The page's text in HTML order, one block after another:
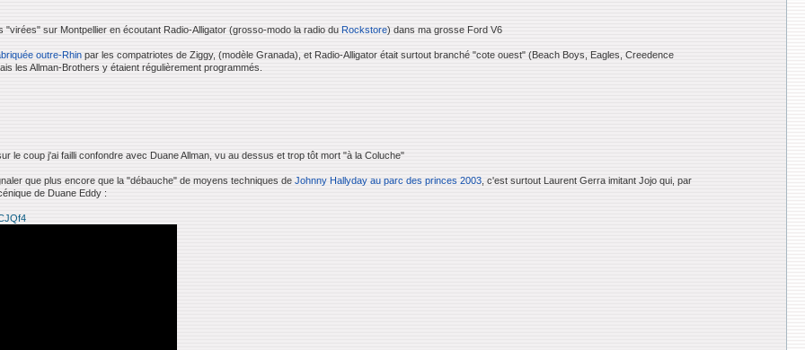
"virées" sur Montpellier en écoutant Radio-Alligator (grosso-modo la radio du Rockstore) dans ma grosse Ford V6
outre-Rhin par les compatriotes de Ziggy, (modèle Granada), et Radio-Alligator était surtout branché "cote ouest" (Beach Boys, Eagles, Creedence
les Allman-Brothers y étaient régulièrement programmés.
le coup j'ai failli confondre avec Duane Allman, vu au dessus et trop tôt mort "à la Coluche"
que plus encore que la "débauche" de moyens techniques deJohnny Hallyday au parc des princes 2003, c'est surtout Laurent Gerra imitant Jojo qui, par
de Duane Eddy :